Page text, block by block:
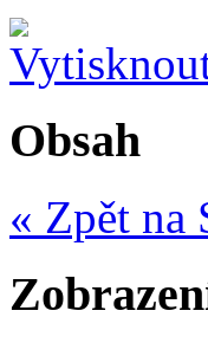
Obsah
« Zpět na